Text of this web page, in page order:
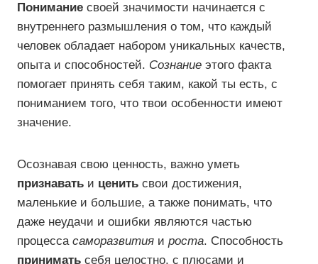
Понимание своей значимости начинается с
внутреннего размышления о том, что каждый
человек обладает набором уникальных качеств,
опыта и способностей. Сознание этого факта
помогает принять себя таким, какой ты есть, с
пониманием того, что твои особенности имеют
значение.
Осознавая свою ценность, важно уметь
признавать и ценить свои достижения,
маленькие и большие, а также понимать, что
даже неудачи и ошибки являются частью
процесса саморазвития и роста. Способность
принимать себя целостно, с плюсами и